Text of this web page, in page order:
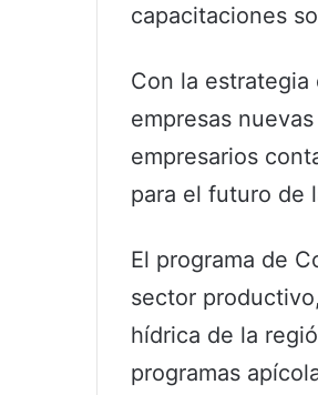
capacitaciones
Con la estrategia
empresas
empresarios
para el futuro de
El programa de
sector
hídrica de la
programas